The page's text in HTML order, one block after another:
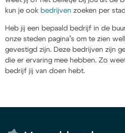
kun je ook bedrijven zoeken per
Heb jij een bepaald bedrijf in de
onze steden pagina’s om te zien
gevestigd zijn. Deze bedrijven zijn
die er ervaring mee hebben. Zo
bedrijf jij van doen hebt.